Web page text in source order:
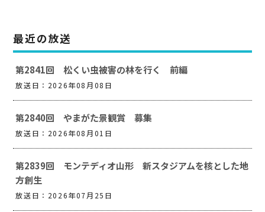
最近の放送
第2841回 松くい虫被害の林を行く 前編
放送日：2026年08月08日
第2840回 やまがた景観賞 募集
放送日：2026年08月01日
第2839回 モンテディオ山形 新スタジアムを核とした地
方創生
放送日：2026年07月25日